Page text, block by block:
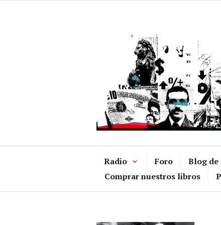
Radio Foro Blog
Comprar nuestros libros